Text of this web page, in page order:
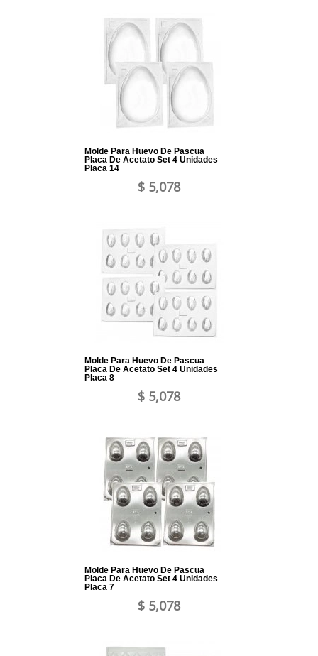
Molde Para Huevo De Pascua
Placa De Acetato Set 4 Unidades
Placa 14
$ 5,078
Molde Para Huevo De Pascua
Placa De Acetato Set 4 Unidades
Placa 8
$ 5,078
Molde Para Huevo De Pascua
Placa De Acetato Set 4 Unidades
Placa 7
$ 5,078